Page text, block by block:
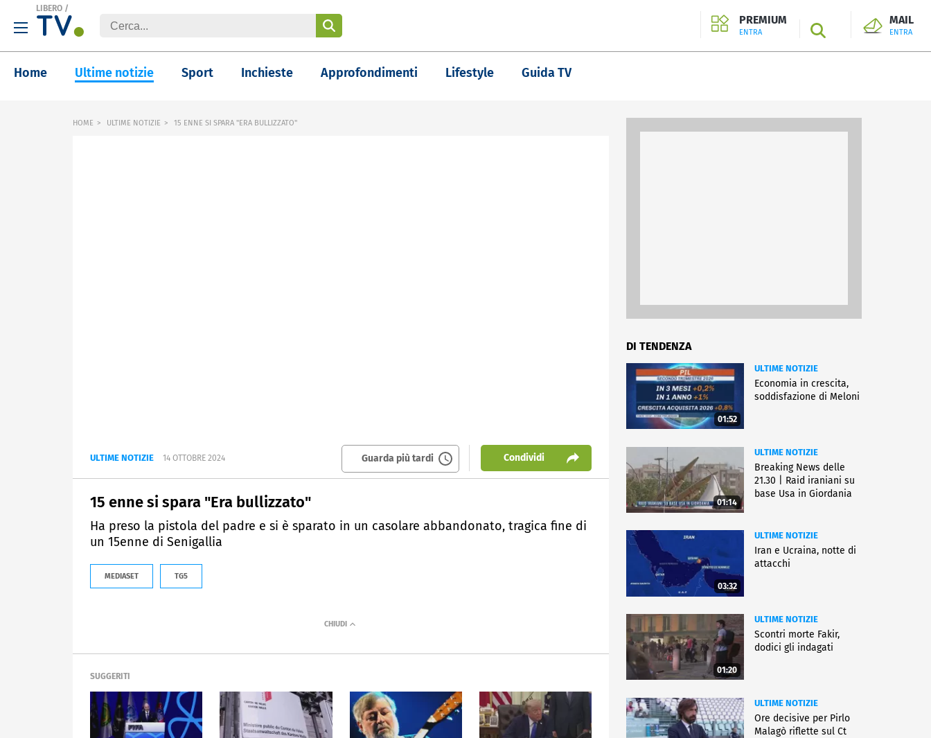
LIBERO /
PREMIUM
ENTRA SEARCH
MAIL
ENTRA
Home Ultime notizie Sport Inchieste Approfondimenti Lifestyle Guida TV
HOME ULTIME NOTIZIE 15 ENNE SI SPARA "ERA BULLIZZATO"
ULTIME NOTIZIE 14 OTTOBRE 2024 Guarda più tardi Condividi
15 enne si spara "Era bullizzato"
Ha preso la pistola del padre e si è sparato in un casolare abbandonato, tragica fine di
un 15enne di Senigallia
MEDIASET TG5
SUGGERITI
DI TENDENZA
01:52
ULTIME NOTIZIE
Economia in crescita,
soddisfazione di Meloni
01:14
ULTIME NOTIZIE
Breaking News delle
21.30 | Raid iraniani su
base Usa in Giordania
03:32
ULTIME NOTIZIE
Iran e Ucraina, notte di
attacchi
01:20
ULTIME NOTIZIE
Scontri morte Fakir,
dodici gli indagati
ULTIME NOTIZIE
Ore decisive per Pirlo
Malagò riflette sul Ct